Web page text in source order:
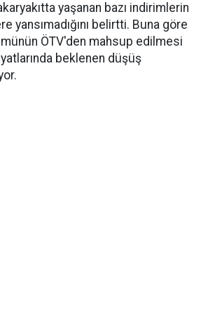
yaşanan bazı indirimlerin
yansımadığını belirtti. Buna göre
ÖTV'den mahsup edilmesi
beklenen düşüş